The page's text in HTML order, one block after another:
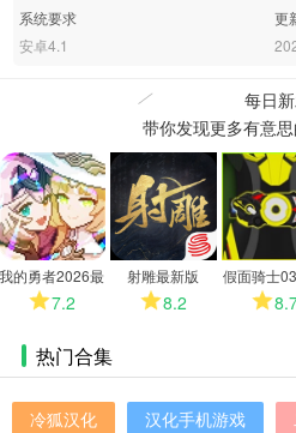
系统要求
安卓4.1
更
每日
带你发现更多有意
我的勇者2026最
新版7.2
射雕最新版
8.2
假面骑士
模拟器
热门合集
冷狐汉化 汉化手机游戏